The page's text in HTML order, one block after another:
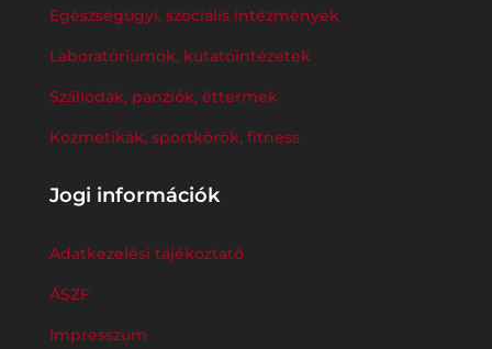
Egészségügyi, szociális intézmények
Laboratóriumok, kutatóintézetek
Szállodák, panziók, éttermek
Kozmetikák, sportkörök, fitness
Jogi információk
Adatkezelési tájékoztató
ÁSZF
Impresszum